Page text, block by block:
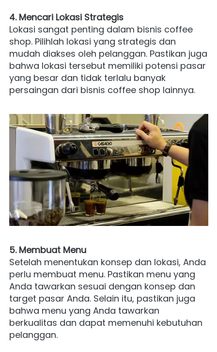
4. Mencari Lokasi Strategis
Lokasi sangat penting dalam bisnis coffee
shop. Pilihlah lokasi yang strategis dan
mudah diakses oleh pelanggan. Pastikan juga
bahwa lokasi tersebut memiliki potensi pasar
yang besar dan tidak terlalu banyak
persaingan dari bisnis coffee shop lainnya.
5. Membuat Menu
Setelah menentukan konsep dan lokasi, Anda
perlu membuat menu. Pastikan menu yang
Anda tawarkan sesuai dengan konsep dan
target pasar Anda. Selain itu, pastikan juga
bahwa menu yang Anda tawarkan
berkualitas dan dapat memenuhi kebutuhan
pelanggan.